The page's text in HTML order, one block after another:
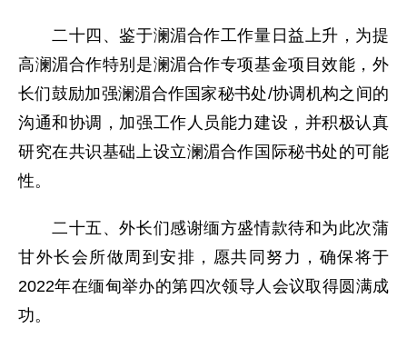
二十四、鉴于澜湄合作工作量日益上升，为提
高澜湄合作特别是澜湄合作专项基金项目效能，外
长们鼓励加强澜湄合作国家秘书处/协调机构之间的
沟通和协调，加强工作人员能力建设，并积极认真
研究在共识基础上设立澜湄合作国际秘书处的可能
性。
二十五、外长们感谢缅方盛情款待和为此次蒲
甘外长会所做周到安排，愿共同努力，确保将于
2022年在缅甸举办的第四次领导人会议取得圆满成
功。